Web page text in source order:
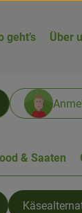
geht’s Über
& Saaten